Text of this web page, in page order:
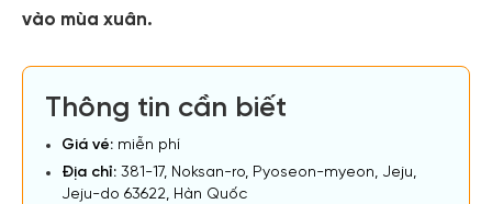
vào mùa xuân.
Thông tin cần biết
Giá vé: miễn phí
Địa chỉ: 381-17, Noksan-ro, Pyoseon-myeon, Jeju,
Jeju-do 63622, Hàn Quốc